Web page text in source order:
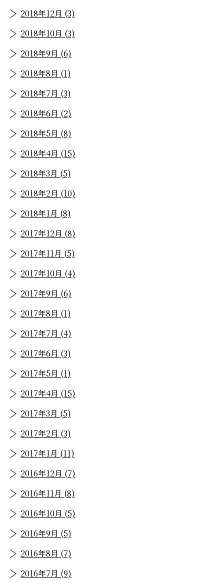
2018年12月 (3)
2018年10月 (3)
2018年9月 (6)
2018年8月 (1)
2018年7月 (3)
2018年6月 (2)
2018年5月 (8)
2018年4月 (15)
2018年3月 (5)
2018年2月 (10)
2018年1月 (8)
2017年12月 (8)
2017年11月 (5)
2017年10月 (4)
2017年9月 (6)
2017年8月 (1)
2017年7月 (4)
2017年6月 (3)
2017年5月 (1)
2017年4月 (15)
2017年3月 (5)
2017年2月 (3)
2017年1月 (11)
2016年12月 (7)
2016年11月 (8)
2016年10月 (5)
2016年9月 (5)
2016年8月 (7)
2016年7月 (9)